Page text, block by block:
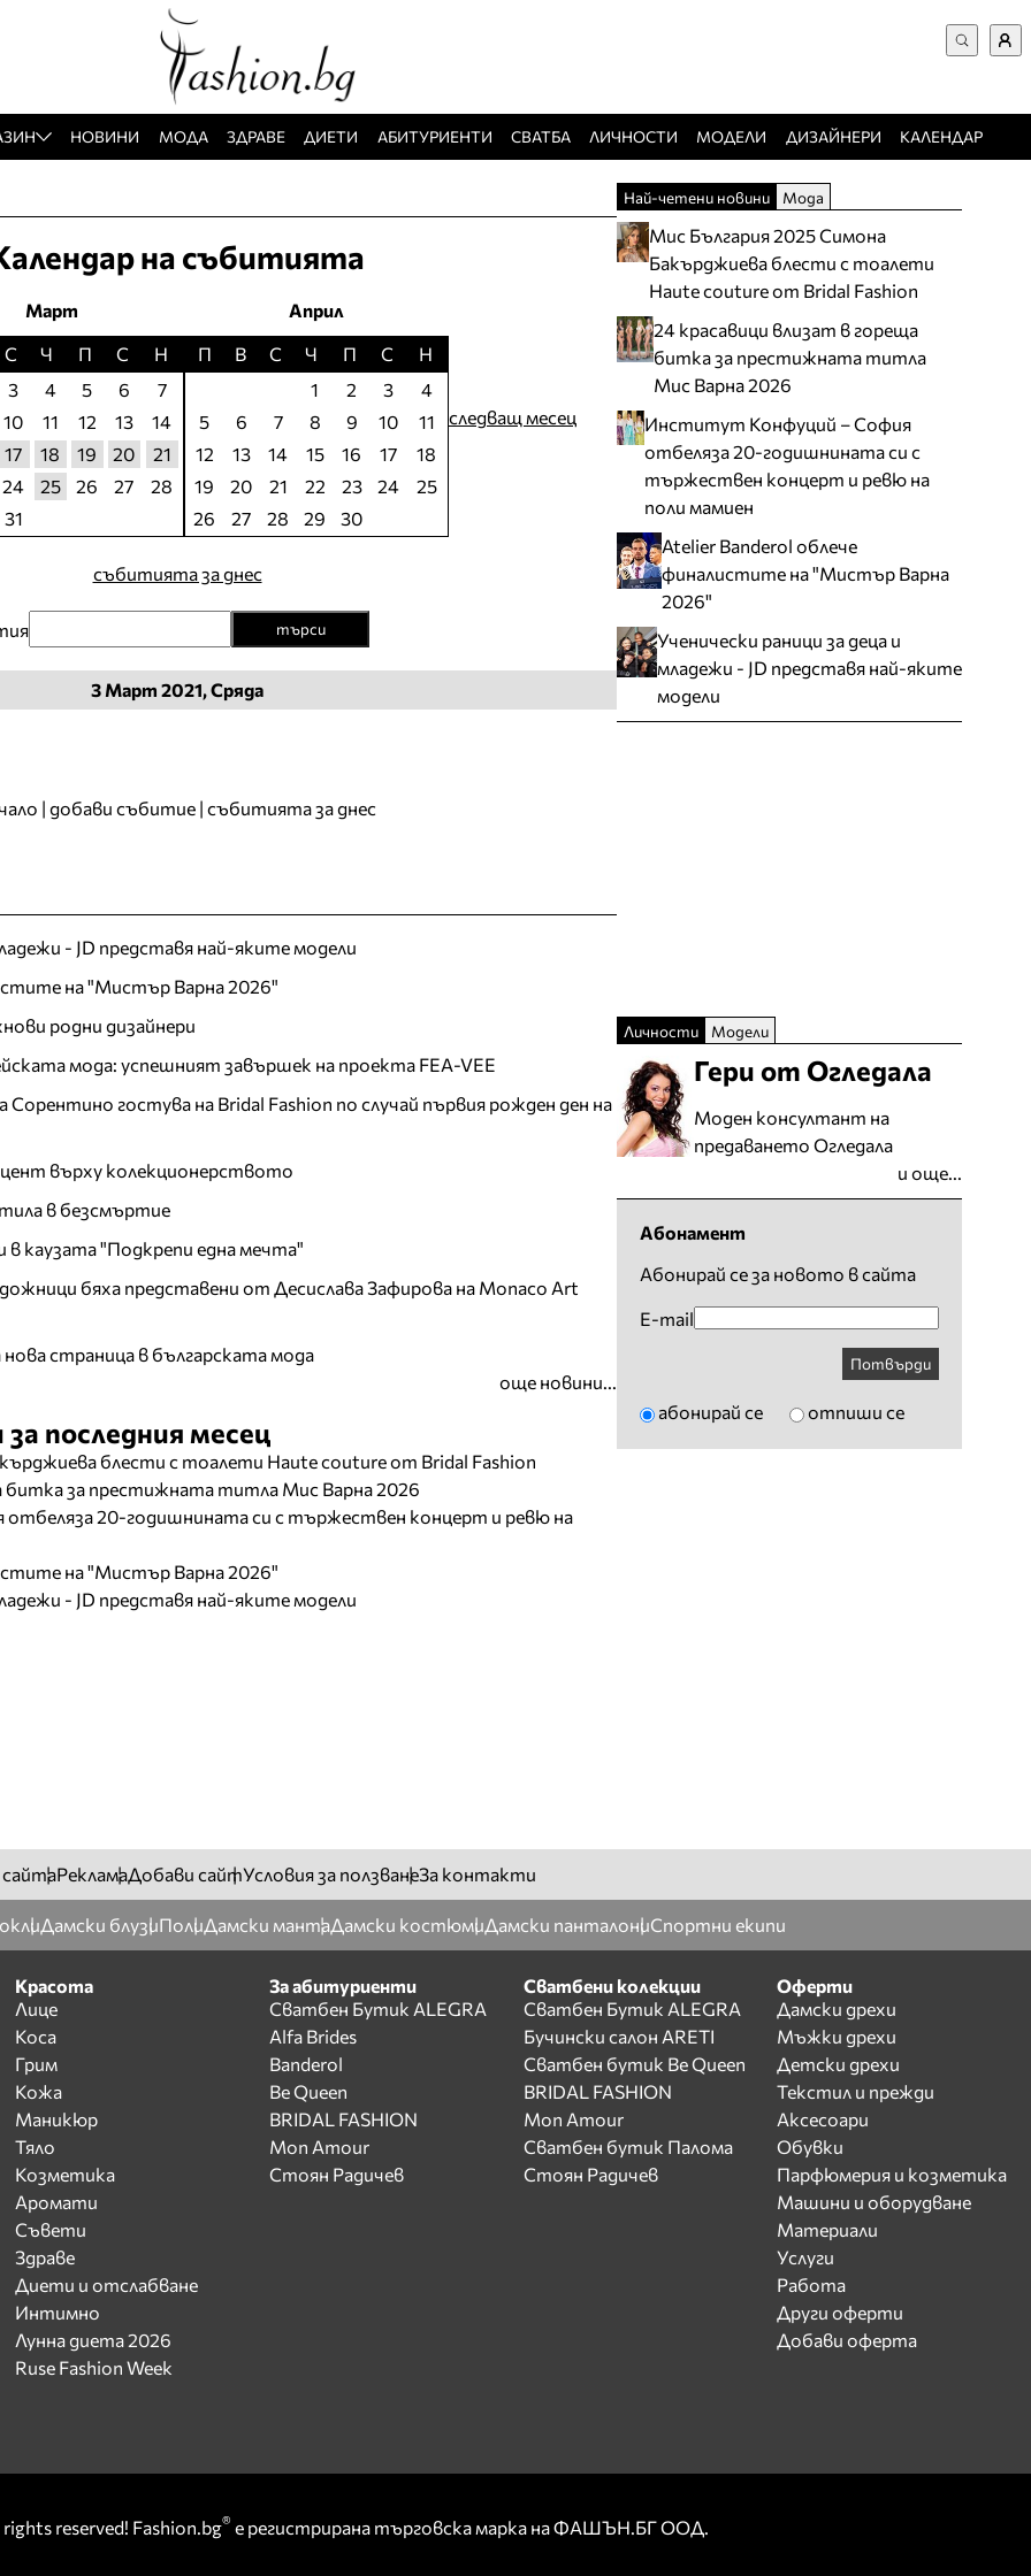
Забравена парола
Регистрация
Добавяне на фирма
Защо да се регистрирам
НОВИНИ МОДА ЗДРАВЕ ДИЕТИ АБИТУРИЕНТИ СВАТБА ЛИЧНОСТИ МОДЕЛИ ДИЗАЙНЕРИ КАЛЕНДАР
на събитията
Март
С Ч П С
Н
3 4 5 6
7
10 11 12 13
14
17 18 19 20
21
24 25 26 27
28
31
Април
П
В С Ч П С
Н
1
2 3
4
5
6 7 8 9 10
11
12
13 14 15 16 17
18
19
20 21 22 23 24
25
26
27 28 29 30
следващ месец
събитията за днес
търси
3 Март 2021, Сряда
| добави събитие | събитията за днес
- JD представя най-яките модели
на "Мистър Варна 2026"
родни дизайнери
мода: успешният завършек на проекта FEA-VEE
гостува на Bridal Fashion по случай първия рожден ден на
върху колекционерството
в безсмъртие
в каузата "Подкрепи една мечта"
бяха представени от Десислава Зафирова на Monaco Art
страница в българската мода
още новини...
последния месец
блести с тоалети Haute couture от Bridal Fashion
битка за престижната титла Мис Варна 2026
20-годишнината си с тържествен концерт и ревю на
на "Мистър Варна 2026"
- JD представя най-яките модели
Най-четени новини Мода
Мис България 2025 Симона
Бакърджиева блести с тоалети
Haute couture от Bridal Fashion
24 красавици влизат в гореща
битка за престижната титла
Мис Варна 2026
Институт Конфуций – София
отбеляза 20-годишнината си с
тържествен концерт и ревю на
поли мамиен
Atelier Banderol облече
финалистите на "Мистър Варна
2026"
Ученически раници за деца и
младежи - JD представя най-яките
модели
Личности Модели
Гери от Огледала
Моден консултант на
предаването Огледала
и още...
Абонамент
Абонирай се за новото в сайта
E-mail
Потвърди
абонирай се отпиши се
сайтаРекламаДобави сайтУсловия за ползванеЗа контакти
Дамски блузиПолиДамски мантаДамски костюмиДамски панталониСпортни екипи
Красота
Лице
Коса
Грим
Кожа
Маникюр
Тяло
Козметика
Аромати
Съвети
Здраве
Диети и отслабване
Интимно
Лунна диета 2026
Ruse Fashion Week
За абитуриенти
Сватбен Бутик ALEGRA
Alfa Brides
Banderol
Be Queen
BRIDAL FASHION
Mon Amour
Стоян Радичев
Сватбени колекции
Сватбен Бутик ALEGRA
Бучински салон ARETI
Сватбен бутик Be Queen
BRIDAL FASHION
Mon Amour
Сватбен бутик Палома
Стоян Радичев
Оферти
Дамски дрехи
Мъжки дрехи
Детски дрехи
Текстил и прежди
Аксесоари
Обувки
Парфюмерия и козметика
Машини и оборудване
Материали
Услуги
Работа
Други оферти
Добави оферта
reserved! Fashion.bg® е регистрирана търговска марка на ФАШЪН.БГ ООД.